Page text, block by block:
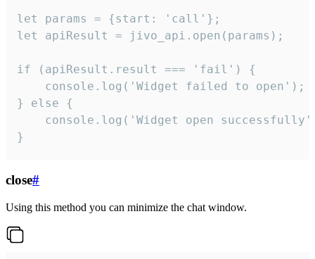
let params = {start: 'call'};
let apiResult = jivo_api.open(params);
if (apiResult.result === 'fail') {
    console.log('Widget failed to open');
} else {
console.log('Widget open
}
close#
Using this method you can minimize the chat window.